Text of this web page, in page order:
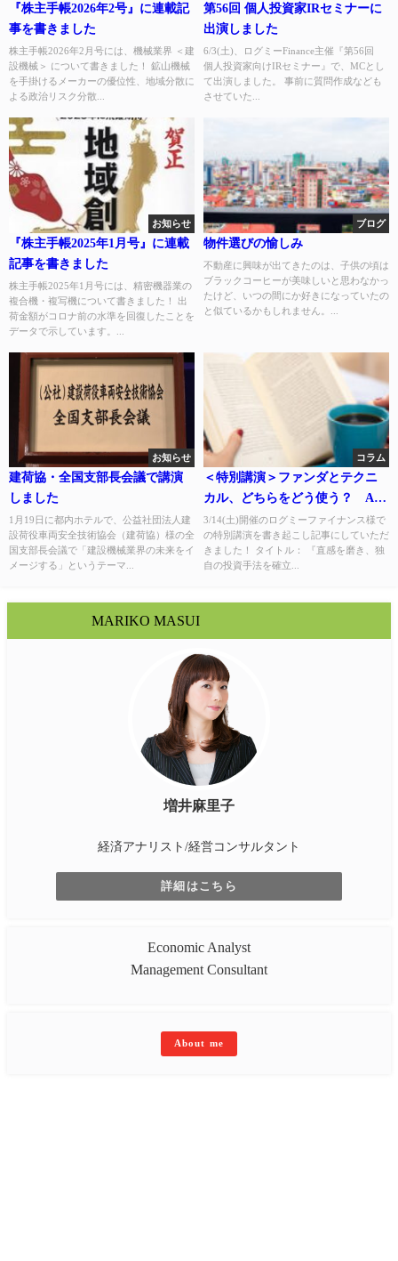
『株主手帳2026年2号』に連載記
事を書きました
株主手帳2026年2月号には、機械業界 ＜建
設機械＞ について書きました！ 鉱山機械
を手掛けるメーカーの優位性、地域分散に
よる政治リスク分散...
第56回 個人投資家IRセミナーに
出演しました
6/3(土)、ログミーFinance主催『第56回
個人投資家向けIRセミナー』で、MCとし
て出演しました。 事前に質問作成なども
させていた...
お知らせ
『株主手帳2025年1月号』に連載
記事を書きました
株主手帳2025年1月号には、精密機器業の
複合機・複写機について書きました！ 出
荷金額がコロナ前の水準を回復したことを
データで示しています。...
ブログ
物件選びの愉しみ
不動産に興味が出てきたのは、子供の頃は
ブラックコーヒーが美味しいと思わなかっ
たけど、いつの間にか好きになっていたの
と似ているかもしれません。...
お知らせ
建荷協・全国支部長会議で講演
しました
1月19日に都内ホテルで、公益社団法人建
設荷役車両安全技術協会（建荷協）様の全
国支部長会議で「建設機械業界の未来をイ
メージする」というテーマ...
コラム
＜特別講演＞ファンダとテクニ
カル、どちらをどう使う？ AI
時代に勝つ投資戦略は「直感×デ
ータ」
3/14(土)開催のログミーファイナンス様で
の特別講演を書き起こし記事にしていただ
きました！ タイトル： 『直感を磨き、独
自の投資手法を確立...
MARIKO MASUI
増井麻里子
経済アナリスト/経営コンサルタント
詳細はこちら
Economic Analyst
Management Consultant
About me